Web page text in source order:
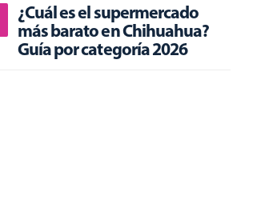
¿Cuál es el supermercado
más barato en Chihuahua?
Guía por categoría 2026